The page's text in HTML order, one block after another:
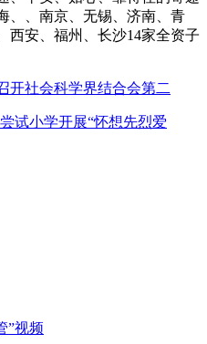
、、南京、无锡、济南、青
西安、福州、长沙14家全资子
开社会科学界结合会第二
试小学开展“怀想先烈爱
”视频